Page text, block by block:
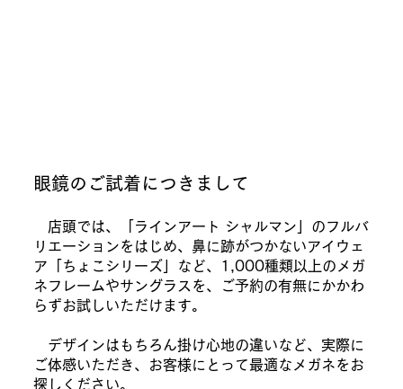
​眼鏡のご試着につきまして
店頭では、「ラインアート シャルマン」のフルバ
リエーションをはじめ、鼻に跡がつかないアイウェ
ア「ちょこシリーズ」など、1,000種類以上のメガ
ネフレームやサングラスを、ご予約の有無にかかわ
らずお試しいただけます。
デザインはもちろん掛け心地の違いなど、実際に
ご体感いただき、お客様にとって最適なメガネをお
探しください。